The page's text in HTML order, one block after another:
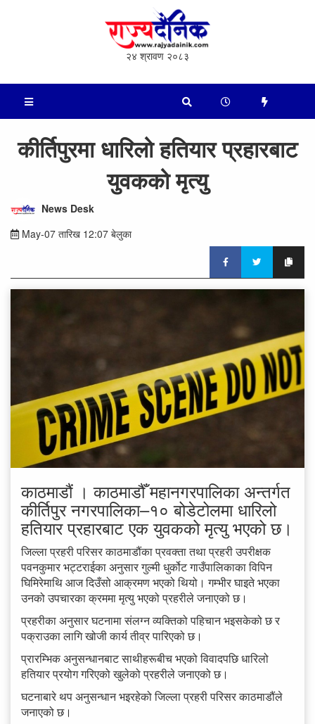
२४ श्रावण २०८३
कीर्तिपुरमा धारिलो हतियार प्रहारबाट
युवकको मृत्यु
News Desk
May-07 तारिख 12:07 बेलुका
काठमाडौं । काठमाडौँ महानगरपालिका अन्तर्गत
कीर्तिपुर नगरपालिका–१० बोडेटोलमा धारिलो
हतियार प्रहारबाट एक युवकको मृत्यु भएको छ।
जिल्ला प्रहरी परिसर काठमाडौंका प्रवक्ता तथा प्रहरी उपरीक्षक
पवनकुमार भट्टराईका अनुसार गुल्मी धुर्कोट गाउँपालिकाका विपिन
घिमिरेमाथि आज दिउँसो आक्रमण भएको थियो। गम्भीर घाइते भएका
उनको उपचारका क्रममा मृत्यु भएको प्रहरीले जनाएको छ।
प्रहरीका अनुसार घटनामा संलग्न व्यक्तिको पहिचान भइसकेको छ र
पक्राउका लागि खोजी कार्य तीव्र पारिएको छ।
प्रारम्भिक अनुसन्धानबाट साथीहरूबीच भएको विवादपछि धारिलो
हतियार प्रयोग गरिएको खुलेको प्रहरीले जनाएको छ।
घटनाबारे थप अनुसन्धान भइरहेको जिल्ला प्रहरी परिसर काठमाडौंले
जनाएको छ।